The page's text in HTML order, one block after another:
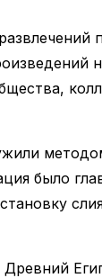
было